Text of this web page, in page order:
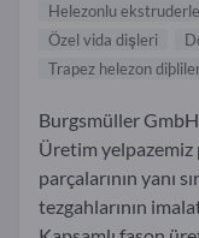
Helezonlu
Özel vida dişleri
Trapez helezon
Burgsmüller
Üretim yelpazemiz
parçalarının yanı
tezgahlarının